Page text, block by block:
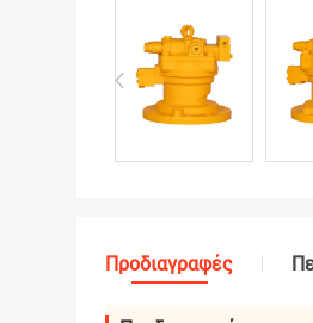
Προδιαγραφές